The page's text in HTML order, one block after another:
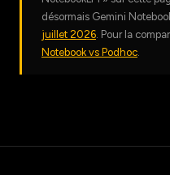
désormais Gemini
juillet 2026. Pour la
Notebook vs Podhoc.